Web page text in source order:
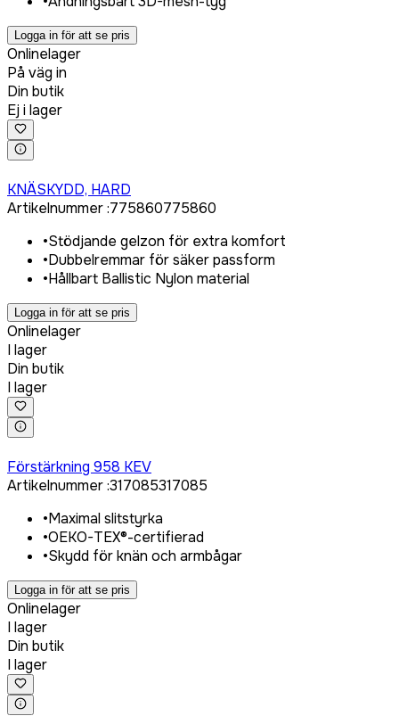
Logga in för att se pris
Onlinelager
På väg in
Din butik
Ej i lager
KNÄSKYDD, HARD
Artikelnummer:775860775860
•Stödjande gelzon för extra komfort
•Dubbelremmar för säker passform
•Hållbart Ballistic Nylon material
Logga in för att se pris
Onlinelager
I lager
Din butik
I lager
Förstärkning 958 KEV
Artikelnummer:317085317085
•Maximal slitstyrka
•OEKO-TEX®-certifierad
•Skydd för knän och armbågar
Logga in för att se pris
Onlinelager
I lager
Din butik
I lager